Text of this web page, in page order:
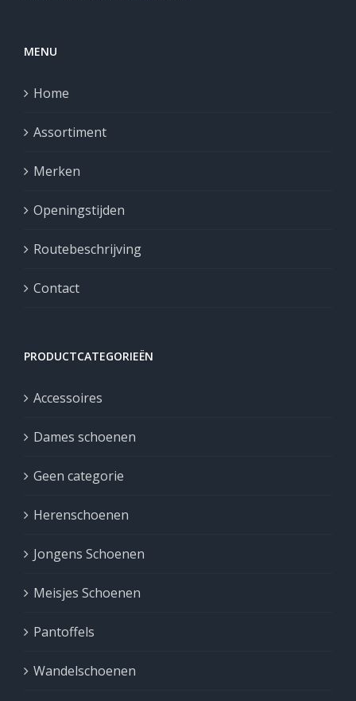
MENU
Home
Assortiment
Merken
Openingstijden
Routebeschrijving
Contact
PRODUCTCATEGORIEËN
Accessoires
Dames schoenen
Geen categorie
Herenschoenen
Jongens Schoenen
Meisjes Schoenen
Pantoffels
Wandelschoenen